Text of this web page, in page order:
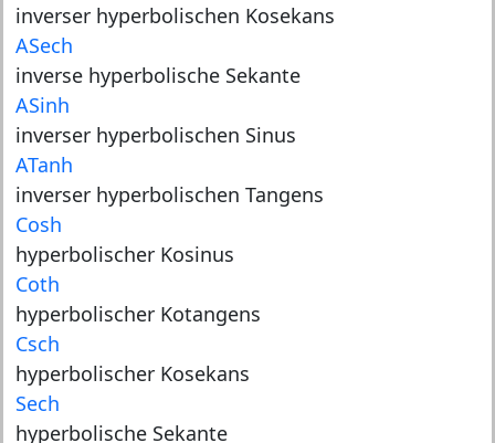
inverser hyperbolischen Kosekans
ASech
inverse hyperbolische Sekante
ASinh
inverser hyperbolischen Sinus
ATanh
inverser hyperbolischen Tangens
Cosh
hyperbolischer Kosinus
Coth
hyperbolischer Kotangens
Csch
hyperbolischer Kosekans
Sech
hyperbolische Sekante